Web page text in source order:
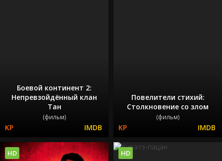
Боевой континент 2:
Непревзойдённый клан
Тан
(фильм)
Повелители стихий:
Столкновение со злом
(фильм)
HD HD